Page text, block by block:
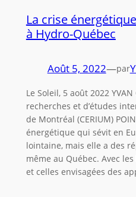
La crise
à Hydro-Québec
Août 5, 2022—par
Le Soleil, 5 août 2022
recherches et d’études
de Montréal (CERIUM)
énergétique qui sévit en
lointaine, mais elle a des
même au Québec. Avec
et celles envisagées des